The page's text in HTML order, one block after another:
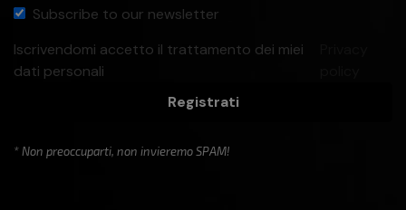
Subscribe to our newsletter
Iscrivendomi accetto il trattamento dei miei
dati personali
Registrati
* Non preoccuparti, non invieremo SPAM!